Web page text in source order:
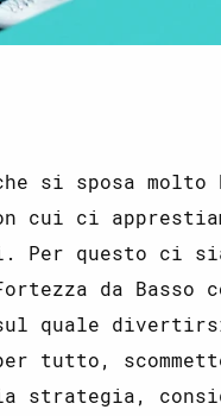
si sposa molto
cui ci
Per questo ci
da Basso
quale
tutto,
strategia,